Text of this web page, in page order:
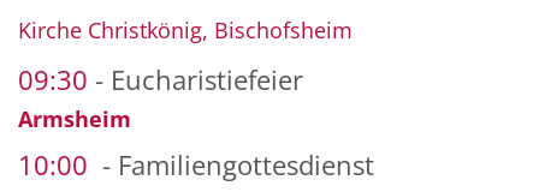
Kirche Christkönig, Bischofsheim
09:30 Eucharistiefeier
Armsheim
10:00 Familiengottesdienst